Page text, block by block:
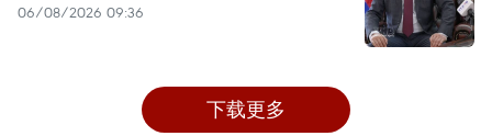
06/08/2026 09:36
下载更多